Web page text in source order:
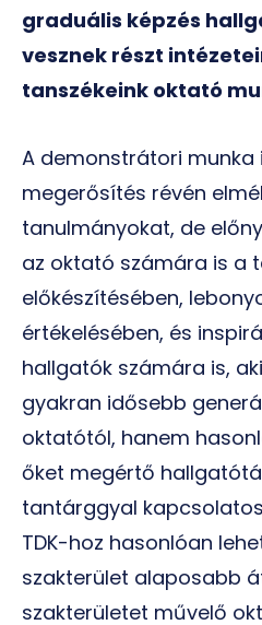
graduális képzés
vesznek részt
tanszékeink oktató
A demonstrátori munka
megerősítés révén
tanulmányokat, de
az oktató számára is a
előkészítésében,
értékelésében, és
hallgatók számára is,
gyakran idősebb
oktatótól, hanem
őket megértő
tantárggyal
TDK-hoz hasonlóan
szakterület alaposabb
szakterületet művelő